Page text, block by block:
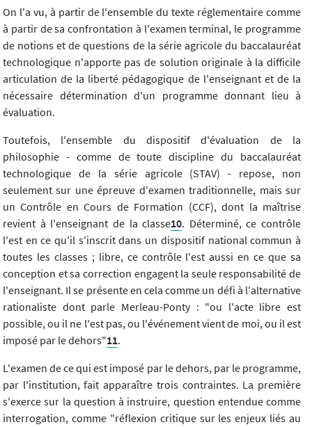
On l'a vu, à partir de l'ensemble du texte réglementaire comme
à partir de sa confrontation à l'examen terminal, le programme
de notions et de questions de la série agricole du baccalauréat
technologique n'apporte pas de solution originale à la difficile
articulation de la liberté pédagogique de l'enseignant et de la
nécessaire détermination d'un programme donnant lieu à
évaluation.
Toutefois, l'ensemble du dispositif d'évaluation de la
philosophie - comme de toute discipline du baccalauréat
technologique de la série agricole (STAV) - repose, non
seulement sur une épreuve d'examen traditionnelle, mais sur
un Contrôle en Cours de Formation (CCF), dont la maîtrise
revient à l'enseignant de la classe10. Déterminé, ce contrôle
l'est en ce qu'il s'inscrit dans un dispositif national commun à
toutes les classes ; libre, ce contrôle l'est aussi en ce que sa
conception et sa correction engagent la seule responsabilité de
l'enseignant. Il se présente en cela comme un défi à l'alternative
rationaliste dont parle Merleau-Ponty : "ou l'acte libre est
possible, ou il ne l'est pas, ou l'événement vient de moi, ou il est
imposé par le dehors"11.
L'examen de ce qui est imposé par le dehors, par le programme,
par l'institution, fait apparaître trois contraintes. La première
s'exerce sur la question à instruire, question entendue comme
interrogation, comme "réflexion critique sur les enjeux liés au